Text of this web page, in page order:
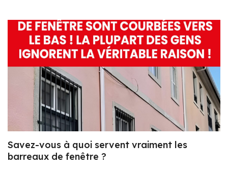
Savez-vous à quoi servent vraiment les
barreaux de fenêtre ?